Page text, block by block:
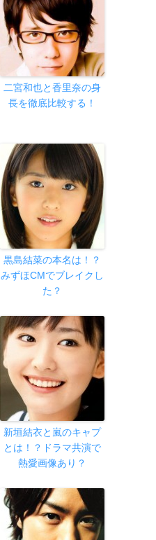
二宮和也と香里奈の身
長を徹底比較する！
黒島結菜の本名は！？
みずほCMでブレイクし
た？
新垣結衣と嵐のキャプ
とは！？ドラマ共演で
熱愛画像あり？